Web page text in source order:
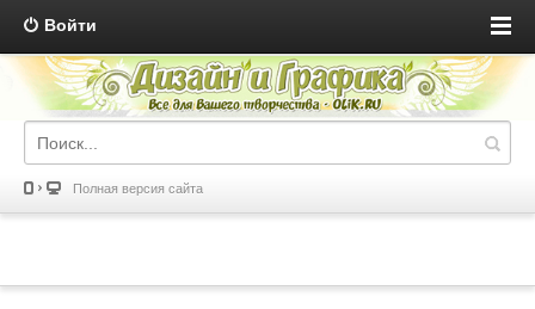
Войти
Полная версия сайта